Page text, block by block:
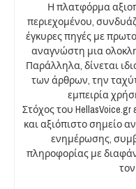
Η πλατφόρμα
περιεχομένου,
έγκυρες πηγές με
αναγνώστη μια
Παράλληλα, δίνεται
των άρθρων, την
εμπειρία
Στόχος του
και αξιόπιστο σημείο
ενημέρωσης,
πληροφορίας με